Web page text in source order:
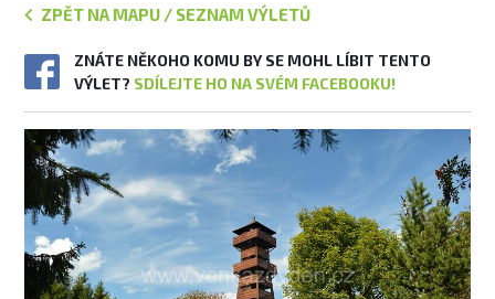
ZPĚT NA MAPU / SEZNAM VÝLETŮ
ZNÁTE NĚKOHO KOMU BY SE MOHL LÍBIT TENTO
VÝLET? SDÍLEJTE HO NA SVÉM FACEBOOKU!